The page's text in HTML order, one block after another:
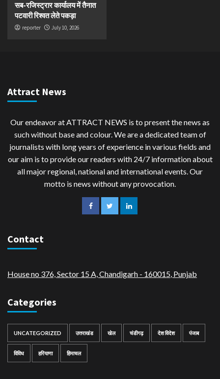
सब-रजिस्ट्रार कार्यालय में तैनात
पटवारी रिश्वत लेते पकड़ा
reporter July 10, 2026
Attract News
Our endeavor at ATTRACT NEWS is to present the news as
such without base and colour. We are a dedicated team of
journalists with long years of experience in various fields and
our aim is to provide our readers with 24/7 information about
all major regional, national and international events. Our
motto is news without any provocation.
Contact
House no 376, Sector 15 A, Chandigarh - 160015, Punjab
Categories
UNCATEGORIZED उत्तराखंड खेल चंडीगढ़ देश विदेश पंजाब
विविध हरियाणा हिमाचल